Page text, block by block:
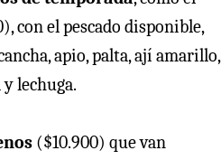
con el pescado disponible,
apio, palta, ají amarillo,
lechuga.
($10.900) que van